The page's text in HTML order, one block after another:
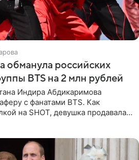
российских
BTS на 2 млн рублей
Индира Абдикаримова
с фанатами BTS. Как
на SHOT, девушка продавала